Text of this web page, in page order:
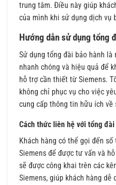
trung tâm. Điều này giúp
của mình khi sử dụng dịch vụ
Hướng dẫn sử dụng tổng
Sử dụng tổng đài bảo hành là
nhanh chóng và hiệu quả để
hỗ trợ cần thiết từ Siemens.
không chỉ phục vụ cho việc
cung cấp thông tin hữu ích về
Cách thức liên hệ với tổng đài
Khách hàng có thể gọi đến
Siemens để được tư vấn và
sẽ được công khai trên các
Siemens, giúp khách hàng dễ